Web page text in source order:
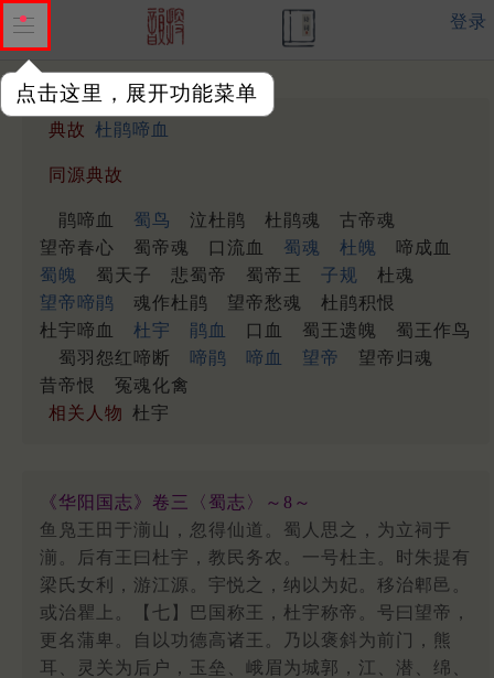
点击这里，展开功能菜单
登录
典故 杜鹃啼血
同源典故
鹃啼血 蜀鸟 泣杜鹃 杜鹃魂
古帝魂
望帝春心
蜀帝魂 口流血 蜀魂 杜魄
啼成血
蜀魄
蜀天子 悲蜀帝 蜀帝王 子规
杜魂
望帝啼鹃
魂作杜鹃 望帝愁魂
杜鹃积恨
杜宇啼血
杜宇 鹃血 口血 蜀王遗魄
蜀王作鸟
蜀羽怨红啼断
啼鹃 啼血 望帝
望帝归魂
昔帝恨
冤魂化禽
相关人物 杜宇
《华阳国志》卷三〈蜀志〉～8～
鱼凫王田于湔山，忽得仙道。蜀人思之，为立祠于
湔。后有王曰杜宇，教民务农。一号杜主。时朱提有
梁氏女利，游江源。宇悦之，纳以为妃。移治郫邑。
或治瞿上。【七】巴国称王，杜宇称帝。号曰望帝，
更名蒲卑。自以功德高诸王。乃以褒斜为前门，熊
耳、灵关为后户，玉垒、峨眉为城郭，江、潜、绵、